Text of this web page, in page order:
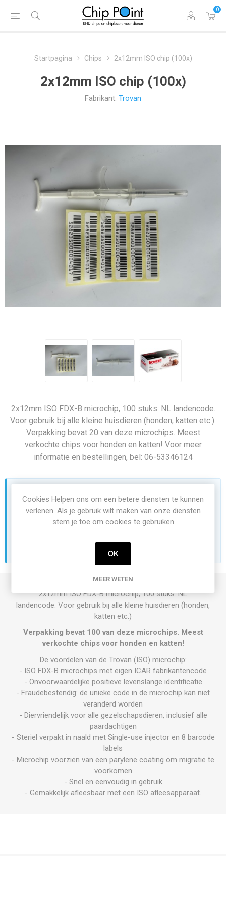
0
Startpagina Chips 2x12mm ISO chip (100x)
2x12mm ISO chip (100x)
Fabrikant: Trovan
2x12mm ISO FDX-B microchip, 100 stuks. NL landencode.
Voor gebruik bij alle kleine huisdieren (honden, katten etc.).
Verpakking bevat 20 van deze microchips. Meest
verkochte chips voor honden en katten! Voor meer
informatie en bestellingen, bel: 06-53346124
De mogelijkheid om prijzen te zien en te kunnen bestellen,
zijn alleen beschikbaar voor ingelogde gebruikers.
REGISTREREN
2x12mm ISO FDX-B microchip, 100 stuks. NL
landencode. Voor gebruik bij alle kleine huisdieren (honden,
katten etc.)
Verpakking bevat 100 van deze microchips. Meest
verkochte chips voor honden en katten!
De voordelen van de Trovan (ISO) microchip:
- ISO FDX-B microchips met eigen ICAR fabrikantencode
- Onvoorwaardelijke positieve levenslange identificatie
- Fraudebestendig: de unieke code in de microchip kan niet
veranderd worden
- Diervriendelijk voor alle gezelschapsdieren, inclusief alle
paardachtigen
- Steriel verpakt in naald met Single-use injector en 8 barcode
labels
- Microchip voorzien van een parylene coating om migratie te
voorkomen
- Snel en eenvoudig in gebruik
- Gemakkelijk afleesbaar met een ISO afleesapparaat.
Cookies Helpen ons om een betere diensten te kunnen
verlenen. Als je gebruik wilt maken van onze diensten
stem je toe om cookies te gebruiken
OK
MEER WETEN